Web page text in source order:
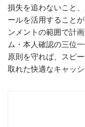
損失を追わないこと
ールを活用することが
ンメントの範囲で計
ム・本人確認の三位
原則を守れば、スピ
取れた快適なキャッ